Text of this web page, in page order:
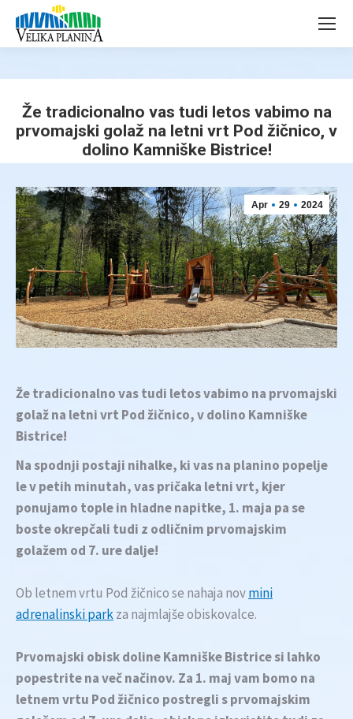
in
in
Že tradicionalno vas tudi letos vabimo na
prvomajski golaž na letni vrt Pod žičnico, v
dolino Kamniške Bistrice!
Apr 29 2024
Že tradicionalno vas tudi letos vabimo na prvomajski
golaž na letni vrt Pod žičnico, v dolino Kamniške
Bistrice!
Na spodnji postaji nihalke, ki vas na planino popelje
le v petih minutah, vas pričaka letni vrt, kjer
ponujamo tople in hladne napitke, 1. maja pa se
boste okrepčali tudi z odličnim prvomajskim
golažem od 7. ure dalje!
Ob letnem vrtu Pod žičnico se nahaja novmini
adrenalinski parkza najmlajše obiskovalce.
Prvomajski obisk doline Kamniške Bistrice si lahko
popestrite na več načinov. Za 1. maj vam bomo na
letnem vrtu Pod žičnico postregli s prvomajskim